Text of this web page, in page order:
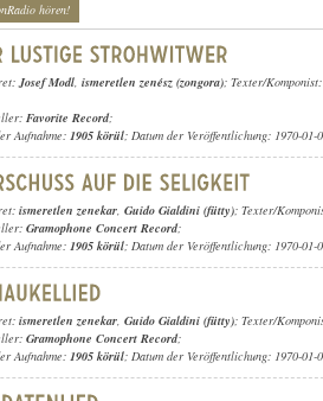
hören!
Josef Modl, ismeretlen zenész (zongora); Texter/
Favorite Record;
Aufnahme: 1905 körül; Datum der Veröffentlichung: 1970-01-
ismeretlen zenekar, Guido Gialdini (fütty); Texter/
Gramophone Concert Record;
Aufnahme: 1905 körül; Datum der Veröffentlichung: 1970-01-
ismeretlen zenekar, Guido Gialdini (fütty); Texter/
Gramophone Concert Record;
Aufnahme: 1905 körül; Datum der Veröffentlichung: 1970-01-